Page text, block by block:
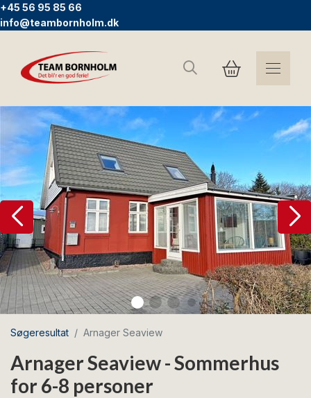
+45 56 95 85 66
info@teambornholm.dk
Søg
Søgeresultat Arnager Seaview
Arnager Seaview - Sommerhus
for 6-8 personer